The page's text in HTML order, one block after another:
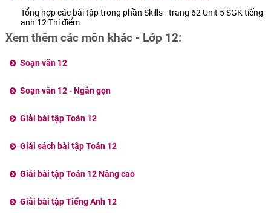
Tổng hợp các bài tập trong phần Skills - trang 62 Unit 5 SGK tiếng
anh 12 Thí điểm
Xem thêm các môn khác - Lớp 12:
Soạn văn 12
Soạn văn 12 - Ngắn gọn
Giải bài tập Toán 12
Giải sách bài tập Toán 12
Giải bài tập Toán 12 Nâng cao
Giải bài tập Tiếng Anh 12